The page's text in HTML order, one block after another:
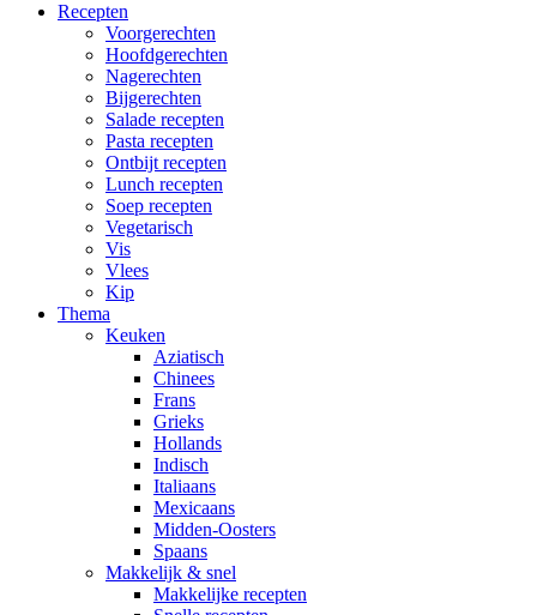
Recepten
Voorgerechten
Hoofdgerechten
Nagerechten
Bijgerechten
Salade recepten
Pasta recepten
Ontbijt recepten
Lunch recepten
Soep recepten
Vegetarisch
Vis
Vlees
Kip
Thema
Keuken
Aziatisch
Chinees
Frans
Grieks
Hollands
Indisch
Italiaans
Mexicaans
Midden-Oosters
Spaans
Makkelijk & snel
Makkelijke recepten